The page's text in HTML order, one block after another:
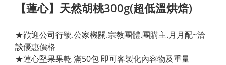
【蓮心】天然胡桃300g(超低溫烘焙)
★歡迎公司行號.公家機關.宗教團體.團購主.月月配~洽
談優惠價格
★蓮心堅果果乾 滿50包 即可客製化內容物及重量